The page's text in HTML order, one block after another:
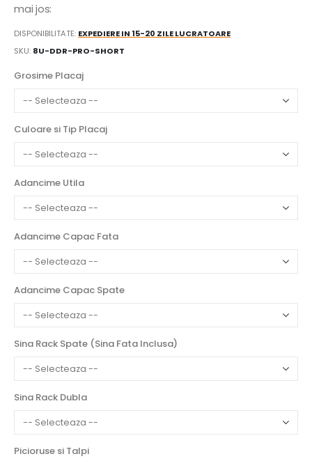
mai jos:
DISPONIBILITATE: EXPEDIERE IN 15-20 ZILE LUCRATOARE
SKU 8U-DDR-PRO-SHORT
Grosime Placaj
Culoare si Tip Placaj
Adancime Utila
Adancime Capac Fata
Adancime Capac Spate
Sina Rack Spate (Sina Fata Inclusa)
Sina Rack Dubla
Picioruse si Talpi